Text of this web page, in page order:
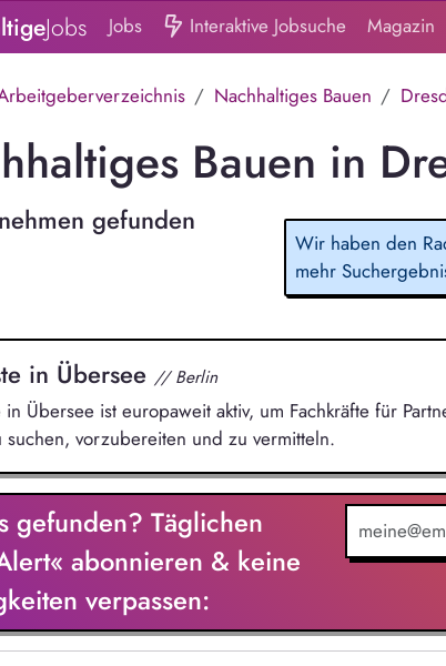
Jobs Jobs Interaktive Jobsuche Magazin
Nachhaltiges Bauen
Bauen in
gefunden
Wir haben den
mehr
in Übersee // Berlin
in Übersee ist europaweit aktiv, um Fachkräfte für
suchen, vorzubereiten und zu vermitteln.
gefunden? Täglichen
abonnieren & keine
verpassen: